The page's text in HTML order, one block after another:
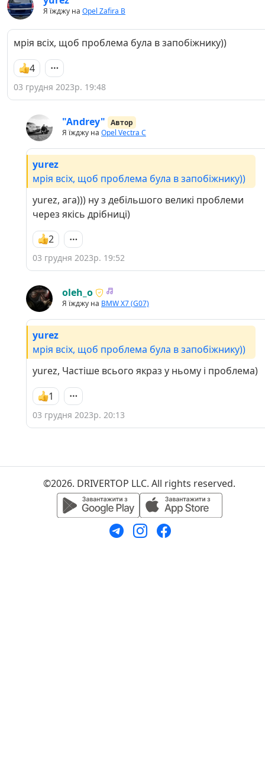
Я їжджу на Opel Zafira B
мрія всіх, щоб проблема була в запобіжнику))
4
03 грудня 2023р. 19:48
"Andrey" Автор
Я їжджу на Opel Vectra C
yurez
мрія всіх, щоб проблема була в запобіжнику))
yurez, ага))) ну з дебільшого великі проблеми
через якісь дрібниці)
2
03 грудня 2023р. 19:52
oleh_o
Я їжджу на BMW X7 (G07)
yurez
мрія всіх, щоб проблема була в запобіжнику))
yurez, Частіше всього якраз у ньому і проблема)
1
03 грудня 2023р. 20:13
©2026. DRIVERTOP LLC. All rights reserved.